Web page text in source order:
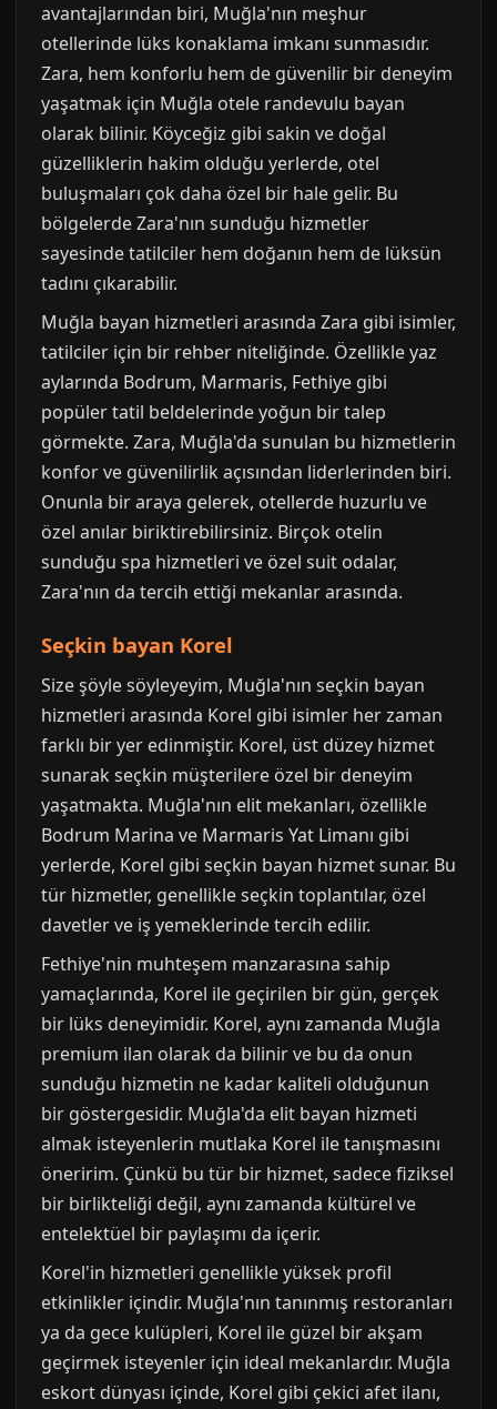
avantajlarından biri, Muğla'nın meşhur
otellerinde lüks konaklama imkanı sunmasıdır.
Zara, hem konforlu hem de güvenilir bir deneyim
yaşatmak için Muğla otele randevulu bayan
olarak bilinir. Köyceğiz gibi sakin ve doğal
güzelliklerin hakim olduğu yerlerde, otel
buluşmaları çok daha özel bir hale gelir. Bu
bölgelerde Zara'nın sunduğu hizmetler
sayesinde tatilciler hem doğanın hem de lüksün
tadını çıkarabilir.
Muğla bayan hizmetleri arasında Zara gibi isimler,
tatilciler için bir rehber niteliğinde. Özellikle yaz
aylarında Bodrum, Marmaris, Fethiye gibi
popüler tatil beldelerinde yoğun bir talep
görmekte. Zara, Muğla'da sunulan bu hizmetlerin
konfor ve güvenilirlik açısından liderlerinden biri.
Onunla bir araya gelerek, otellerde huzurlu ve
özel anılar biriktirebilirsiniz. Birçok otelin
sunduğu spa hizmetleri ve özel suit odalar,
Zara'nın da tercih ettiği mekanlar arasında.
Seçkin bayan Korel
Size şöyle söyleyeyim, Muğla'nın seçkin bayan
hizmetleri arasında Korel gibi isimler her zaman
farklı bir yer edinmiştir. Korel, üst düzey hizmet
sunarak seçkin müşterilere özel bir deneyim
yaşatmakta. Muğla'nın elit mekanları, özellikle
Bodrum Marina ve Marmaris Yat Limanı gibi
yerlerde, Korel gibi seçkin bayan hizmet sunar. Bu
tür hizmetler, genellikle seçkin toplantılar, özel
davetler ve iş yemeklerinde tercih edilir.
Fethiye'nin muhteşem manzarasına sahip
yamaçlarında, Korel ile geçirilen bir gün, gerçek
bir lüks deneyimidir. Korel, aynı zamanda Muğla
premium ilan olarak da bilinir ve bu da onun
sunduğu hizmetin ne kadar kaliteli olduğunun
bir göstergesidir. Muğla'da elit bayan hizmeti
almak isteyenlerin mutlaka Korel ile tanışmasını
öneririm. Çünkü bu tür bir hizmet, sadece fiziksel
bir birlikteliği değil, aynı zamanda kültürel ve
entelektüel bir paylaşımı da içerir.
Korel'in hizmetleri genellikle yüksek profil
etkinlikler içindir. Muğla'nın tanınmış restoranları
ya da gece kulüpleri, Korel ile güzel bir akşam
geçirmek isteyenler için ideal mekanlardır. Muğla
eskort dünyası içinde, Korel gibi çekici afet ilanı,